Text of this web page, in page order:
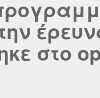
στο